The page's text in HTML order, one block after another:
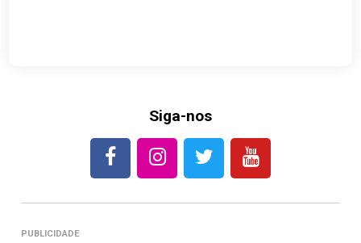
Siga-nos
PUBLICIDADE